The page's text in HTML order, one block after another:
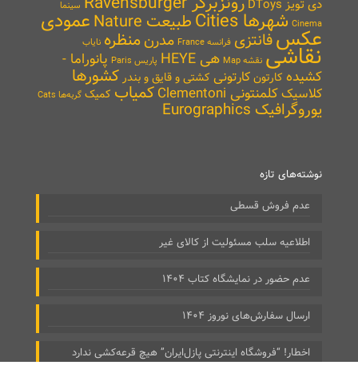
دی تویز DToys
سینما
Cinema شهرها Cities طبیعت Nature عمودی
عکسفانتزی فرانسه France مدرنمنظره نایاب نقاشی نقشه Map هی HEYE پاریس Paris
پانوراما -
کشیده کارتونکارتونی کشتی و قایق و بندر کشورها
کلاسیککلمنتونی Clementoni کمیاب کمیک گربه‌ها Cats
یوروگرافیک Eurographics
نوشته‌های تازه
عدم فروش قسطی
اطلاعیه سلب مسئولیت از کالای غیر
عدم حضور در نمایشگاه کتاب ۱۴۰۴
ارسال سفارش‌های نوروز ۱۴۰۴
اخطار! “فروشگاه اینترنتی پازل‌ایران” هیچ قرعه‌کشی ندارد